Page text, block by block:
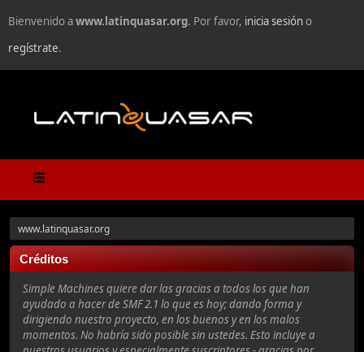
Bienvenido awww.latinquasar.org. Por favor, inicia sesióno
regístrate.
www.latinquasar.org
Créditos
Simple Machines quiere dar las gracias a todos los que han
ayudado a hacer de SMF 2.1 lo que es hoy; dando forma y
dirigiendo nuestro proyecto, en los buenos y en los malos
momentos. No habría sido posible sin ustedes. Esto incluye a